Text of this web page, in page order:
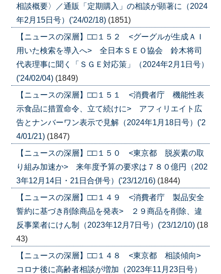
相談概要〉／通販「定期購入」の相談が顕著に（2024
年2月15日号）('24/02/18) (1851)
【ニュースの深層】□□１５２ <グーグルが生成ＡＩ
用いた検索を導入へ> 全日本ＳＥＯ協会 鈴木将司
代表理事に聞く「ＳＧＥ対応策」（2024年2月1日号）
('24/02/04) (1849)
【ニュースの深層】□□１５１ <消費者庁 機能性表
示食品に措置命令、立て続けに> アフィリエイト広
告とナンバーワン表示で見解（2024年1月18日号）('2
4/01/21) (1847)
【ニュースの深層】□□１５０ <東京都 脱炭素の取
り組み加速か> 来年度予算の要求は７８０億円（202
3年12月14日・21日合併号）('23/12/16) (1844)
【ニュースの深層】□□１４９ <消費者庁 製品安全
誓約に基づき削除商品を発表> ２９商品を削除、違
反事業者にけん制（2023年12月7日号）('23/12/10) (18
43)
【ニュースの深層】□□１４８ <東京都 相談傾向>
コロナ後に高齢者相談が増加（2023年11月23日号）